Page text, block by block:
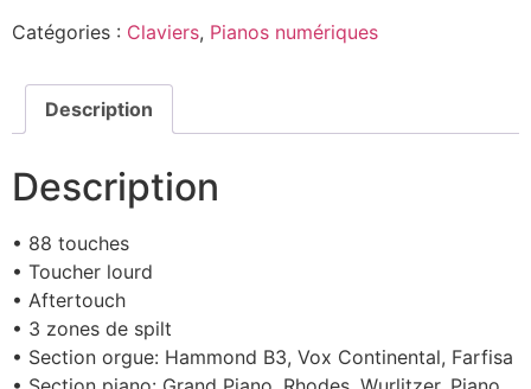
Catégories : Claviers, Pianos numériques
Description
Description
• 88 touches
• Toucher lourd
• Aftertouch
• 3 zones de spilt
• Section orgue: Hammond B3, Vox Continental, Farfisa